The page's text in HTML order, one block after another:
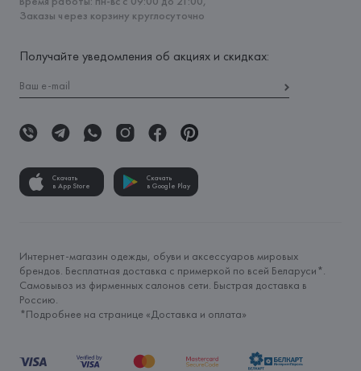
Заказы через корзину круглосуточно
Получайте уведомления об акциях и скидках:
Скачать
в App Store
Скачать
в Google Play
Интернет-магазин одежды, обуви и аксессуаров мировых
брендов. Бесплатная доставка с примеркой по всей Беларуси*.
Самовывоз из фирменных салонов сети. Быстрая доставка в
Россию.
*Подробнее на странице «Доставка и оплата»